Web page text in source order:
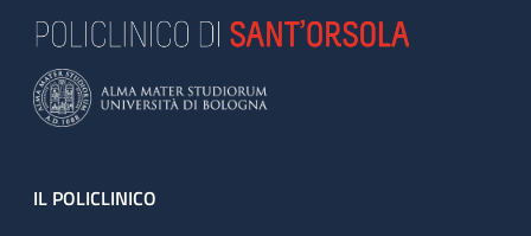
Footer
IL POLICLINICO